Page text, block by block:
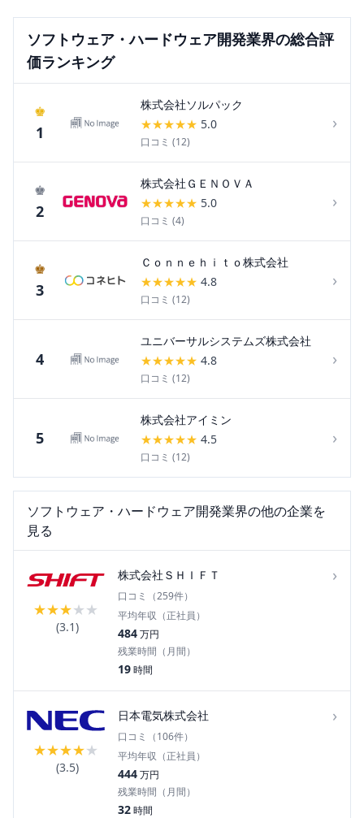
ソフトウェア・ハードウェア開発業界の総合評
価ランキング
♚
1
株式会社ソルパック
★★★★★ 5.0
口コミ (12)
›
♚
2
株式会社ＧＥＮＯＶＡ
★★★★★ 5.0
口コミ (4)
›
♚
3
Ｃｏｎｎｅｈｉｔｏ株式会社
★★★★★ 4.8
口コミ (12)
›
4
ユニバーサルシステムズ株式会社
★★★★★ 4.8
口コミ (12)
›
5
株式会社アイミン
★★★★★ 4.5
口コミ (12)
›
ソフトウェア・ハードウェア開発業界の他の企業を
見る
★★★★★
(3.1)
株式会社ＳＨＩＦＴ ›
口コミ（259件）
平均年収（正社員）
484万円
残業時間（月間）
19時間
★★★★★
(3.5)
日本電気株式会社 ›
口コミ（106件）
平均年収（正社員）
444万円
残業時間（月間）
32時間